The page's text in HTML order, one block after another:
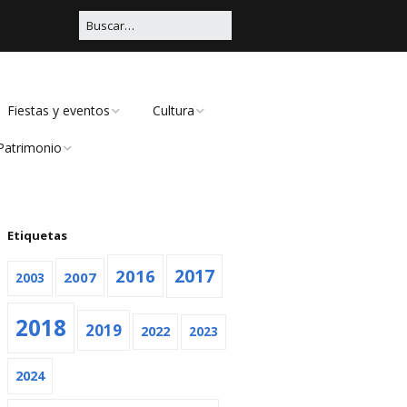
Fiestas y eventos
Carnaval
Feria
Navidad
Otras
Cultura
Religioso
Etiquetas
2003 2007 2016 2017
2018 2019 2022 2023
2024